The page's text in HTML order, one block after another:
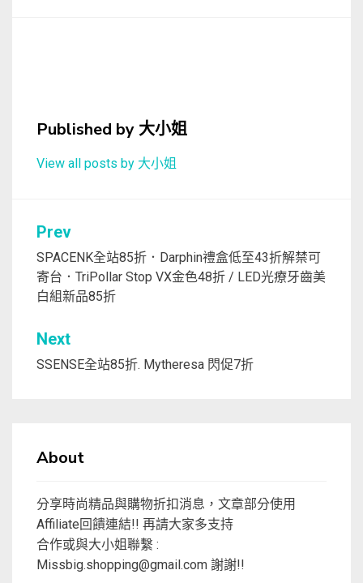
Published by大小姐
View all posts by 大小姐
文
章
導
Prev
SPACENK全站85折．Darphin禮盒低至43折解禁可
寄台．TriPollar Stop VX金色48折 / LED光療牙齒美
白組新品85折
Next
SSENSE全站85折. Mytheresa 閃促7折
About
分享時尚精品與購物折扣消息，文章部分使用
Affiliate回饋連結!! 再請大家多支持
合作或與大小姐聯繫 :
Missbig.shopping@gmail.com 謝謝!!